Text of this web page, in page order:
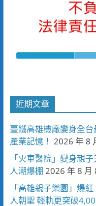
近期文章
臺鐵高雄機廠變身全
產業記憶！ 2026 年 8
「火車醫院」變身親
人潮爆棚 2026 年 8 月
「高雄親子樂園」爆
人朝聖 輕軌更突破